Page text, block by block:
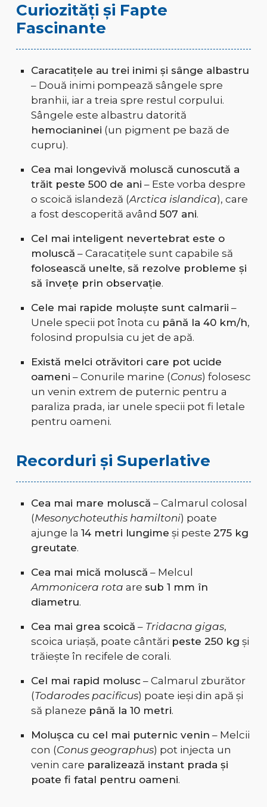
Curiozități și Fapte
Fascinante
Caracatițele au trei inimi și sânge albastru
– Două inimi pompează sângele spre
branhii, iar a treia spre restul corpului.
Sângele este albastru datorită
hemocianinei (un pigment pe bază de
cupru).
Cea mai longevivă moluscă cunoscută a
trăit peste 500 de ani – Este vorba despre
o scoică islandeză (Arctica islandica), care
a fost descoperită având 507 ani.
Cel mai inteligent nevertebrat este o
moluscă – Caracatițele sunt capabile să
folosească unelte, să rezolve probleme și
să învețe prin observație.
Cele mai rapide moluște sunt calmarii –
Unele specii pot înota cu până la 40 km/h,
folosind propulsia cu jet de apă.
Există melci otrăvitori care pot ucide
oameni – Conurile marine (Conus) folosesc
un venin extrem de puternic pentru a
paraliza prada, iar unele specii pot fi letale
pentru oameni.
Recorduri și Superlative
Cea mai mare moluscă – Calmarul colosal
(Mesonychoteuthis hamiltoni) poate
ajunge la 14 metri lungime și peste 275 kg
greutate.
Cea mai mică moluscă – Melcul
Ammonicera rota are sub 1 mm în
diametru.
Cea mai grea scoică – Tridacna gigas,
scoica uriașă, poate cântări peste 250 kg și
trăiește în recifele de corali.
Cel mai rapid molusc– Calmarul zburător
(Todarodes pacificus) poate ieși din apă și
să planeze până la 10 metri.
Molușca cu cel mai puternic venin – Melcii
con (Conus geographus) pot injecta un
venin care paralizează instant prada și
poate fi fatal pentru oameni.